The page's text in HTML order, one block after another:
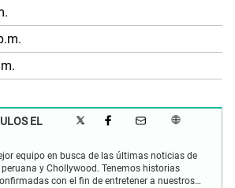
EL
equipo en busca de las últimas noticias de
y Chollywood. Tenemos historias
con el fin de entretener a nuestros